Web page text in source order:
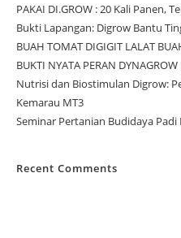
PAKAI DI.GROW : 20 Kali Panen,
Bukti Lapangan: Digrow Bantu
BUAH TOMAT DIGIGIT LALAT
BUKTI NYATA PERAN DYNAGROW
Nutrisi dan Biostimulan Digrow:
Kemarau MT3
Seminar Pertanian Budidaya Padi
Recent Comments